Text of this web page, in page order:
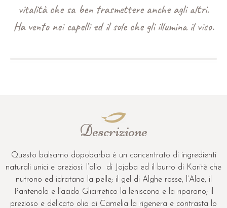
vitalità che sa ben trasmettere anche agli altri.
Ha vento nei capelli ed il sole che gli illumina il viso.
Descrizione
Questo balsamo dopobarba è un concentrato di ingredienti
naturali unici e preziosi: l’olio di Jojoba ed il burro di Karitè che
nutrono ed idratano la pelle; il gel di Alghe rosse, l’Aloe, il
Pantenolo e l’acido Glicirretico la leniscono e la riparano; il
prezioso e delicato olio di Camelia la rigenera e contrasta lo